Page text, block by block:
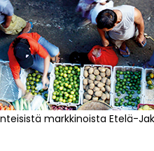
markkinoista Etelä-